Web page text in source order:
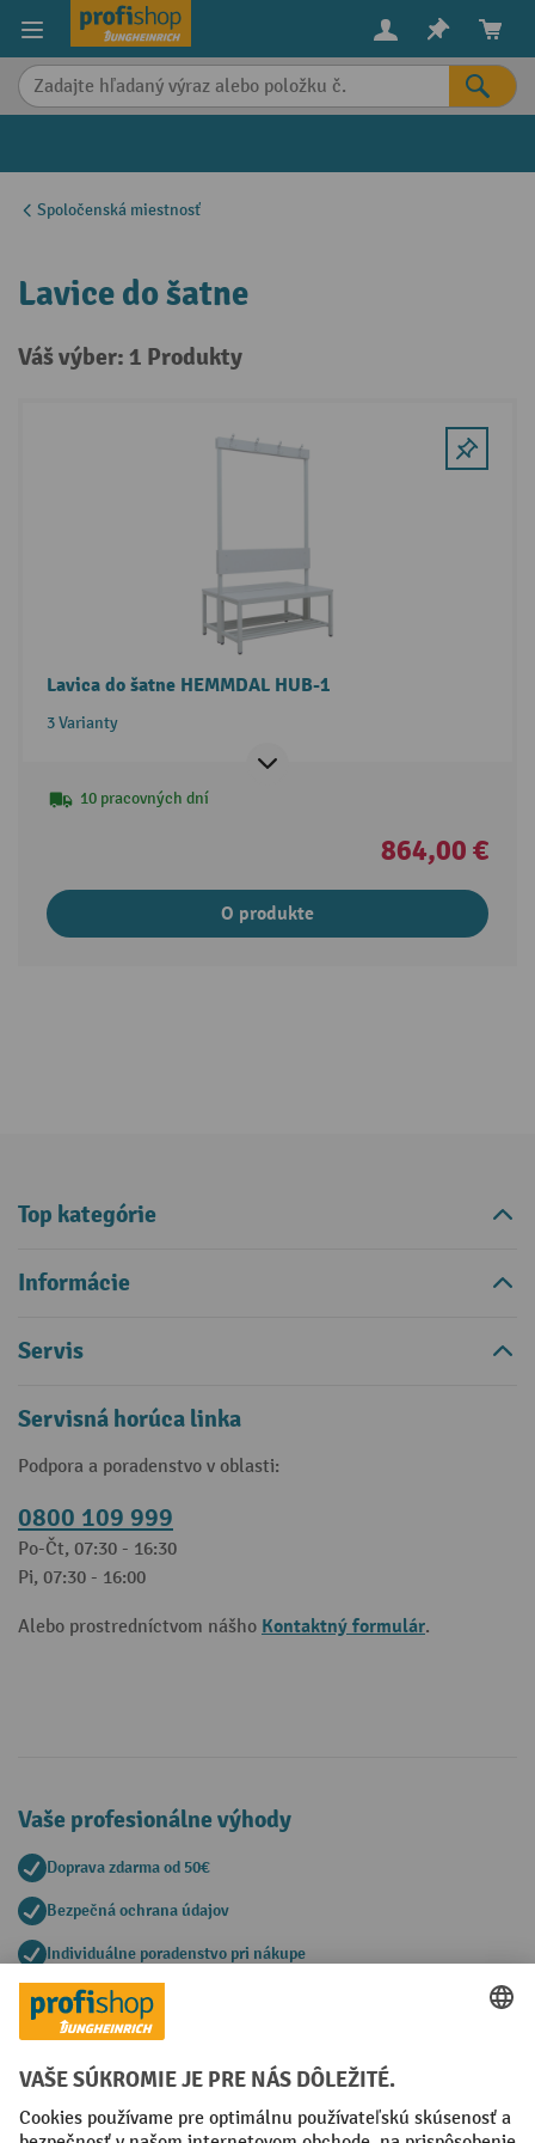
content
Spoločenská miestnosť
Lavice do šatne
Váš výber: 1 Produkty
Lavica do šatne HEMMDAL HUB-1
3 Varianty
10 pracovných dní
864,00 €
O produkte
Top kategórie
Informácie
Servis
Servisná horúca linka
Podpora a poradenstvo v oblasti:
0800 109 999
Po-Čt, 07:30 - 16:30
Pi, 07:30 - 16:00
Alebo prostredníctvom nášho Kontaktný formulár.
Vaše profesionálne výhody
Doprava zdarma od 50€
Bezpečná ochrana údajov
Individuálne poradenstvo pri nákupe
Spôsoby platby